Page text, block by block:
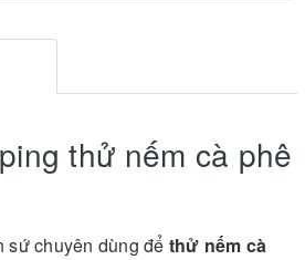
thử nếm cà phê
sứ chuyên dùng để thử nếm cà